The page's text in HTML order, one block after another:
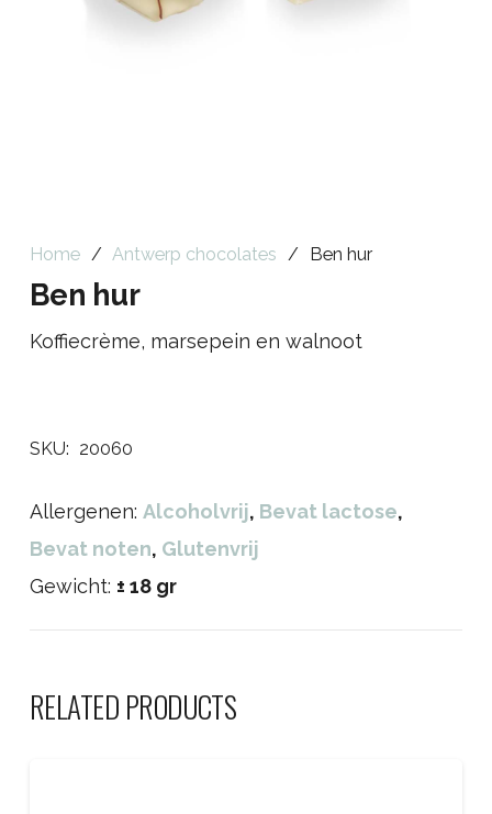
Home / Antwerp chocolates / Ben hur
Ben hur
Koffiecrème, marsepein en walnoot
SKU: 20060
Allergenen: Alcoholvrij, Bevat lactose,
Bevat noten, Glutenvrij
Gewicht: ± 18 gr
RELATED PRODUCTS